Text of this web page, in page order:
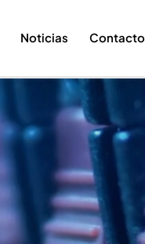
Noticias Contacto